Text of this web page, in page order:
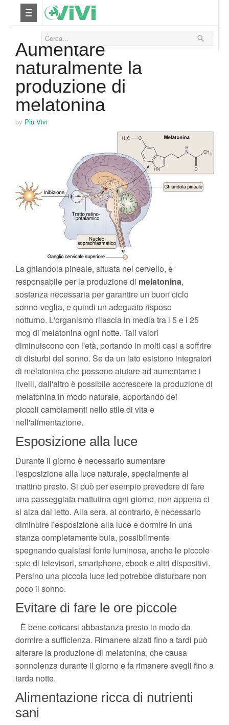
Fitness
Relax
Viaggi & Vacanze
22 Luglio 2015
Aumentare
naturalmente la
produzione di
melatonina
by Più Vivi
La ghiandola pineale, situata nel cervello, è
responsabile per la produzione di melatonina,
sostanza necessaria per garantire un buon ciclo
sonno-veglia, e quindi un adeguato risposo
notturno. L'organismo rilascia in media tra i 5 e i 25
mcg di melatonina ogni notte. Tali valori
diminuiscono con l'età, portando in molti casi a soffrire
di disturbi del sonno. Se da un lato esistono integratori
di melatonina che possono aiutare ad aumentarne i
livelli, dall'altro è possibile accrescere la produzione di
melatonina in modo naturale, apportando dei
piccoli cambiamenti nello stile di vita e
nell'alimentazione.
Esposizione alla luce
Durante il giorno è necessario aumentare
l'esposizione alla luce naturale, specialmente al
mattino presto. Si può per esempio prevedere di fare
una passeggiata mattutina ogni giorno, non appena ci
si alza dal letto. Alla sera, al contrario, è necessario
diminuire l'esposizione alla luce e dormire in una
stanza completamente buia, possibilmente
spegnando qualsiasi fonte luminosa, anche le piccole
spie di televisori, smartphone, ebook e altri dispositivi.
Persino una piccola luce led potrebbe disturbare non
poco il sonno.
Evitare di fare le ore piccole
È bene coricarsi abbastanza presto in modo da
dormire a sufficienza. Rimanere alzati fino a tardi può
alterare la produzione di melatonina, che causa
sonnolenza durante il giorno e fa rimanere svegli fino a
tarda notte.
Alimentazione ricca di nutrienti
sani